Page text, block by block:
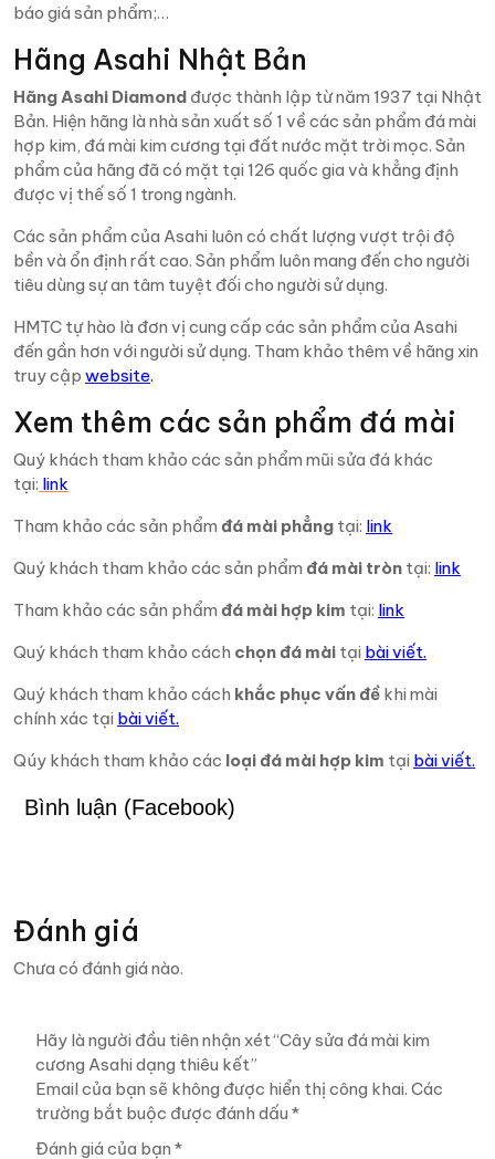
báo giá sản phẩm;…
Hãng Asahi Nhật Bản
Hãng Asahi Diamond được thành lập từ năm 1937 tại Nhật
Bản. Hiện hãng là nhà sản xuất số 1 về các sản phẩm đá mài
hợp kim, đá mài kim cương tại đất nước mặt trời mọc. Sản
phẩm của hãng đã có mặt tại 126 quốc gia và khẳng định
được vị thế số 1 trong ngành.
Các sản phẩm của Asahi luôn có chất lượng vượt trội độ
bền và ổn định rất cao. Sản phẩm luôn mang đến cho người
tiêu dùng sự an tâm tuyệt đối cho người sử dụng.
HMTC tự hào là đơn vị cung cấp các sản phẩm của Asahi
đến gần hơn với người sử dụng. Tham khảo thêm về hãng xin
truy cập website.
Xem thêm các sản phẩm đá mài
Quý khách tham khảo các sản phẩm mũi sửa đá khác
tại: link
Tham khảo các sản phẩm đá mài phẳng tại: link
Quý khách tham khảo các sản phẩm đá mài tròn tại: link
Tham khảo các sản phẩm đá mài hợp kim tại: link
Quý khách tham khảo cách chọn đá mài tại bài viết.
Quý khách tham khảo cách khắc phục vấn đề khi mài
chính xác tại bài viết.
Qúy khách tham khảo các loại đá mài hợp kim tại bài viết.
Bình luận (Facebook)
Đánh giá
Chưa có đánh giá nào.
Hãy là người đầu tiên nhận xét “Cây sửa đá mài kim
cương Asahi dạng thiêu kết”
Email của bạn sẽ không được hiển thị công khai. Các
trường bắt buộc được đánh dấu *
Đánh giá của bạn *